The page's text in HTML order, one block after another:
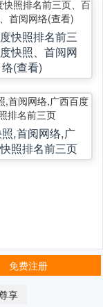
快照排名前三
快照、首阅网
络(查看)
,首阅网络,广
照排名前三页
免费注册
享